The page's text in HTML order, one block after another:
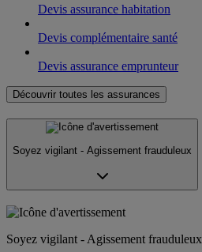
Devis assurance habitation
Devis complémentaire santé
Devis assurance emprunteur
Découvrir toutes les assurances
Soyez vigilant - Agissement frauduleux
Soyez vigilant - Agissement frauduleux